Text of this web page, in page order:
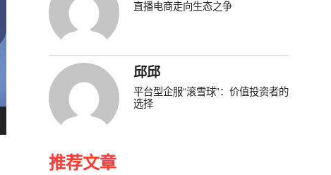
直播电商走向生态之争
邱邱
平台型企服“滚雪球”：价值投资者的
选择
推荐文章